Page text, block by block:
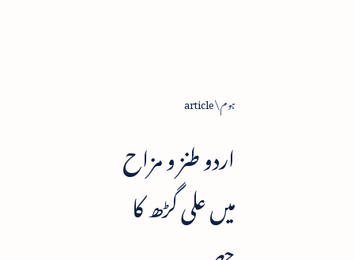
ہوم article
اردو طنز و مزاح
میں علی گڑھ کا